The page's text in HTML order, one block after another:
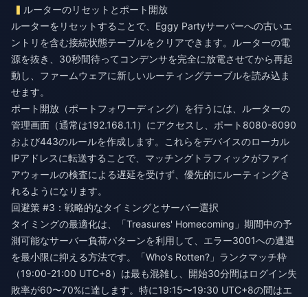
ルーターのリセットとポート開放
ルーターをリセットすることで、Eggy Partyサーバーへの古いエ
ントリを含む接続状態テーブルをクリアできます。ルーターの電
源を抜き、30秒間待ってコンデンサを完全に放電させてから再起
動し、ファームウェアに新しいルーティングテーブルを読み込ま
せます。
ポート開放（ポートフォワーディング）を行うには、ルーターの
管理画面（通常は192.168.1.1）にアクセスし、ポート8080-8090
および443のルールを作成します。これらをデバイスのローカル
IPアドレスに転送することで、マッチングトラフィックがファイ
アウォールの検査による遅延を受けず、優先的にルーティングさ
れるようになります。
回避策 #3：戦略的なタイミングとサーバー選択
タイミングの最適化は、「Treasures' Homecoming」期間中の予
測可能なサーバー負荷パターンを利用して、エラー3001への遭遇
を最小限に抑える方法です。「Who's Rotten?」ランクマッチ枠
（19:00-21:00 UTC+8）は最も混雑し、開始30分間はログイン失
敗率が60〜70%に達します。特に19:15〜19:30 UTC+8の間はエ